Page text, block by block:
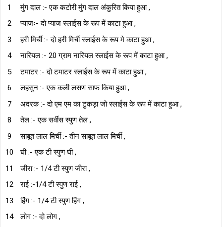
मुंग दाल :- एक कटोरी मुंग दाल अंकुरित किया हुआ ,
प्याजः- दो प्याज स्लाईस के रूप में काटा हुआ ,
हरी मिर्ची :- दो हरी मिर्ची स्लाईस के रूप मे काटा हुआ ,
नारियल :- 20 ग्राम नारियल स्लाईस के रूप में काटा हुआ ,
टमाटर :- दो टमाटर स्लाईस के रूप में काटा हुआ ,
लहसुन :- एक कली लसण साफ किया हुआ ,
अदरक :- दो एम एम का टुकड़ा जो स्लाईस के रूप में काटा हुआ ,
तेल :- एक सर्वीस स्पुण तेल ,
साबूत लाल मिर्ची :- तीन साबूत लाल मिर्ची ,
घी :- एक टी स्पुण घी ,
जीरा :- 1/4 टी स्पुण जीरा ,
राई :-1/4 टी स्पुण राई ,
हिंग :- 1/4 टी स्पुण हिंग ,
लोग :- दो लोग ,